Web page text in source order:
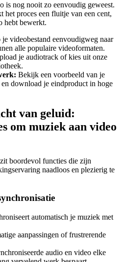
is nog nooit zo eenvoudig geweest.
het proces een fluitje van een cent,
hebt bewerkt.
je videobestand eenvoudigweg naar
alle populaire videoformaten.
je audiotrack of kies uit onze
Bekijk een voorbeeld van je
download je eindproduct in hoge
van geluid:
om muziek aan video
boordevol functies die zijn
naadloos en plezierig te
automatisch je muziek met
aanpassingen of frustrerende
audio en video elke